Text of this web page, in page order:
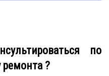
по
ремонта ?